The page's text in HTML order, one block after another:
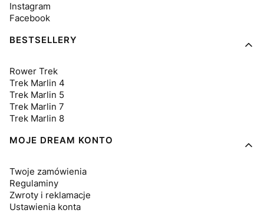
Instagram
Facebook
BESTSELLERY
Rower Trek
Trek Marlin 4
Trek Marlin 5
Trek Marlin 7
Trek Marlin 8
MOJE DREAM KONTO
Twoje zamówienia
Regulaminy
Zwroty i reklamacje
Ustawienia konta